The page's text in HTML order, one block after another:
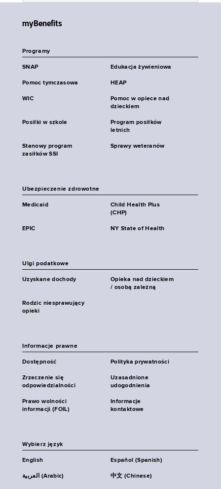
myBenefits
Programy
SNAP Edukacja żywieniowa
Pomoc tymczasowa HEAP
WIC
Pomoc w opiece nad
dzieckiem
Posiłki w szkole
Program posiłków
letnich
Stanowy program
zasiłków SSI
Sprawy weteranów
Ubezpieczenie zdrowotne
Medicaid
Child Health Plus
(CHP)
EPIC NY State of Health
Ulgi podatkowe
Uzyskane dochody
Opieka nad dzieckiem
/ osobą zależną
Rodzic niesprawujący
opieki
Informacje prawne
Dostępność Polityka prywatności
Zrzeczenie się
odpowiedzialności
Uzasadnione
udogodnienia
Prawo wolności
informacji (FOIL)
Informacje
kontaktowe
Wybierz język
English Español (Spanish)
العربية (Arabic) 中文 (Chinese)